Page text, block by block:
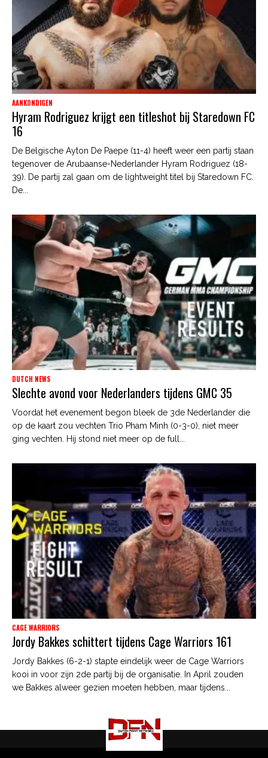
AANKONDIGEN
Hyram Rodriguez krijgt een titleshot bij Staredown FC
16
De Belgische Ayton De Paepe (11-4) heeft weer een partij staan
tegenover de Arubaanse-Nederlander Hyram Rodriguez (18-
39). De partij zal gaan om de lightweight titel bij Staredown FC.
De...
DUTCH NEWS
Slechte avond voor Nederlanders tijdens GMC 35
Voordat het evenement begon bleek de 3de Nederlander die
op de kaart zou vechten Trio Pham Minh (0-3-0), niet meer
ging vechten. Hij stond niet meer op de full...
CAGE WARRIORS
Jordy Bakkes schittert tijdens Cage Warriors 161
Jordy Bakkes (6-2-1) stapte eindelijk weer de Cage Warriors
kooi in voor zijn 2de partij bij de organisatie. In April zouden
we Bakkes alweer gezien moeten hebben, maar tijdens...